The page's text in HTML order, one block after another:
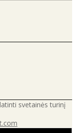
svetainės turinį